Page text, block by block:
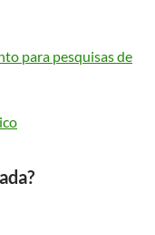
para pesquisas de